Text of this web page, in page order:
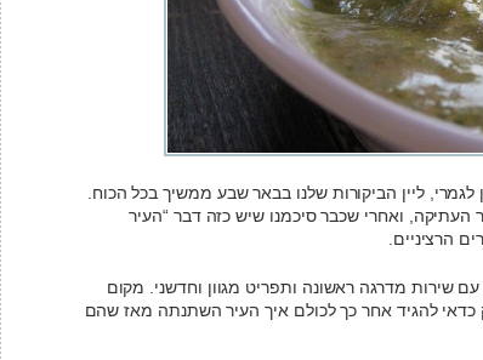
ליין הביקורות שלנו בבאר שבע ממשיך בכל הכוח.
ואחרי שכבר סיכמנו שיש כזה דבר “העיר
הרציניים.
שירות מדרגה ראשונה ותפריט מגוון וחדשני. מקום
להגיד אחר כך לכולם איך העיר השתנתה מאז שהם